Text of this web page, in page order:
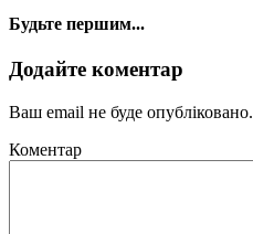
Будьте першим...
Додайте коментар
Ваш email не буде опубліковано.
Коментар